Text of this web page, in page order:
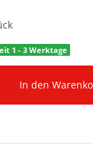
1 - 3 Werktage
In den